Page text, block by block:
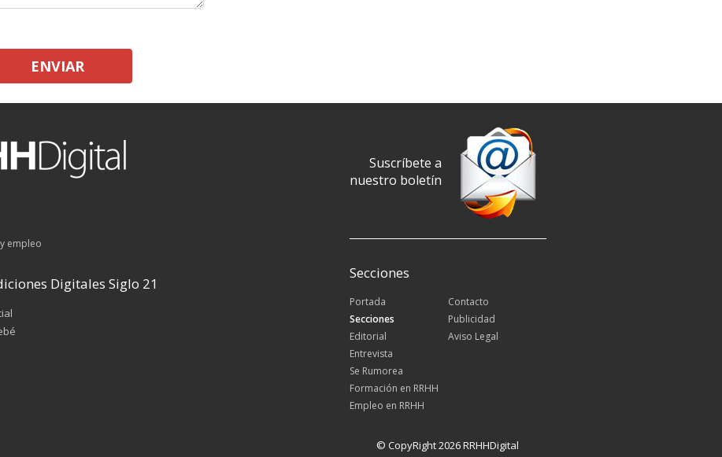
ENVIAR
empleo
Digitales Siglo 21
Suscríbete a
nuestro boletín
Secciones
Portada
Secciones
Editorial
Entrevista
Se Rumorea
Formación en RRHH
Empleo en RRHH
Contacto
Publicidad
Aviso Legal
© CopyRight 2026 RRHHDigital